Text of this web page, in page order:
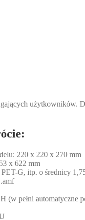
użytkowników.
220 x 220 x 270 mm
x 622 mm
G, itp. o średnicy
(w pełni automatyczne